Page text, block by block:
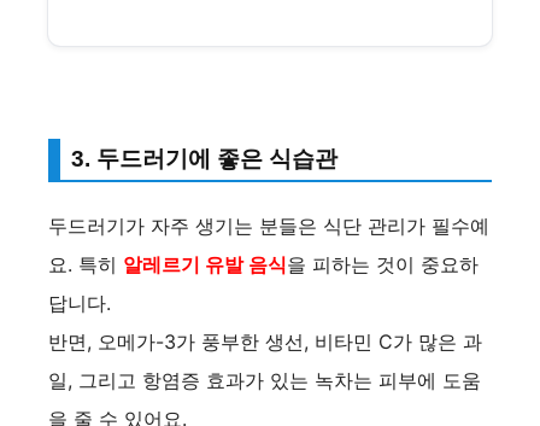
3. 두드러기에 좋은 식습관
두드러기가 자주 생기는 분들은 식단 관리가 필수예
요. 특히 알레르기 유발 음식을 피하는 것이 중요하
답니다.
반면, 오메가-3가 풍부한 생선, 비타민 C가 많은 과
일, 그리고 항염증 효과가 있는 녹차는 피부에 도움
을 줄 수 있어요.